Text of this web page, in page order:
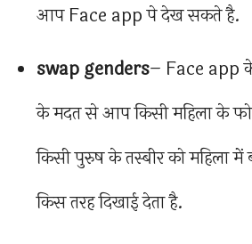
आप Face app पे देख सकते है.
swap genders– Face app
के मदत से आप किसी महिला के
किसी पुरुष के तस्बीर को महिला
किस तरह दिखाई देता है.